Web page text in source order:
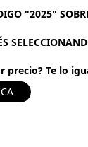
"2025"
precio? Te lo